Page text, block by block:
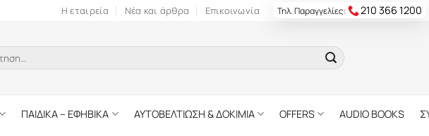
Η εταιρεία Νέα και άρθρα Επικοινωνία Τηλ. Παραγγελίες: 210 366 1200
ΠΑΙΔΙΚΑ – ΕΦΗΒΙΚΑ ΑΥΤΟΒΕΛΤΙΩΣΗ & ΔΟΚΙΜΙΑ OFFERS AUDIO BOOKS